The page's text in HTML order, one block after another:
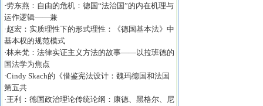
·劳东燕：自由的危机：德国“法治国”的内在机理与
运作逻辑——兼
·赵宏：实质理性下的形式理性：《德国基本法》中
基本权的规范模式
·林来梵：法律实证主义方法的故事——以拉班德的
国法学为焦点
·Cindy Skach的《借鉴宪法设计：魏玛德国和法国
第五共
·王利：德国政治理论传统论纲：康德、黑格尔、尼